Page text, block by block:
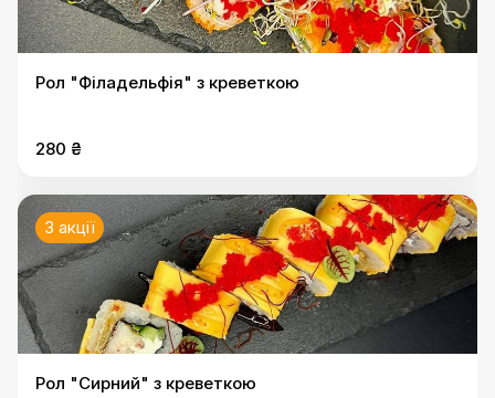
Рол "Філадельфія" з креветкою
280 ₴
3 акції
Рол "Сирний" з креветкою